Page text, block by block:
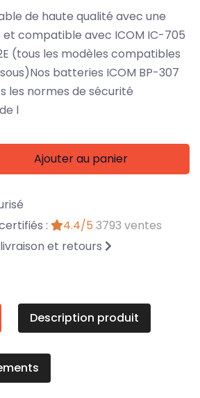
de haute qualité avec une
compatible avec ICOM IC-705
(tous les modèles compatibles
batteries ICOM BP-307
les normes de sécurité
l
Ajouter au panier
:
4.4/5 3793 ventes
et retours
Description produit